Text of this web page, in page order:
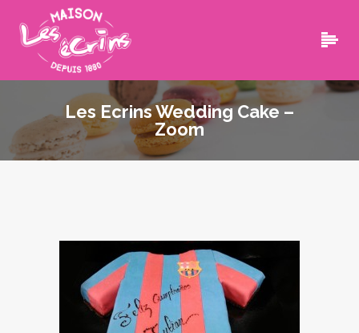
Les Ecrins Wedding Cake –
Zoom